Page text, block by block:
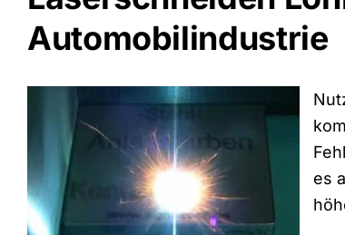
Automobilindustrie
es